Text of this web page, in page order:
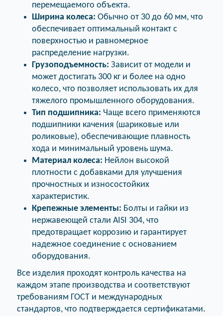
перемещаемого объекта.
Ширина колеса: Обычно от 30 до 60 мм, что
обеспечивает оптимальный контакт с
поверхностью и равномерное
распределение нагрузки.
Грузоподъемность: Зависит от модели и
может достигать 300 кг и более на одно
колесо, что позволяет использовать их для
тяжелого промышленного оборудования.
Тип подшипника: Чаще всего применяются
подшипники качения (шариковые или
роликовые), обеспечивающие плавность
хода и минимальный уровень шума.
Материал колеса: Нейлон высокой
плотности с добавками для улучшения
прочностных и износостойких
характеристик.
Крепежные элементы: Болты и гайки из
нержавеющей стали AISI 304, что
предотвращает коррозию и гарантирует
надежное соединение с основанием
оборудования.
Все изделия проходят контроль качества на
каждом этапе производства и соответствуют
требованиям ГОСТ и международных
стандартов, что подтверждается сертификатами.